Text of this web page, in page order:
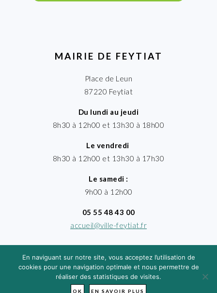
MAIRIE DE FEYTIAT
Place de Leun
87220 Feytiat
Du lundi au jeudi
8h30 à 12h00 et 13h30 à 18h00
Le vendredi
8h30 à 12h00 et 13h30 à 17h30
Le samedi :
9h00 à 12h00
05 55 48 43 00
accueil@ville-feytiat.fr
TIMGROUP - © 2026
En naviguant sur notre site, vous acceptez l’utilisation de
cookies pour une navigation optimale et nous permettre de
réaliser des statistiques de visites.
OK EN SAVOIR PLUS